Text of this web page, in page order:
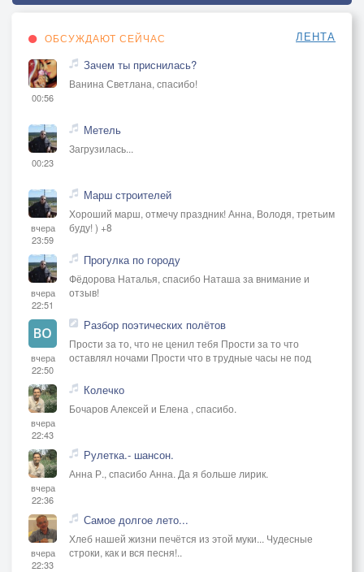
ОБСУЖДАЮТ СЕЙЧАС ЛЕНТА
00:56
Зачем ты приснилась?
Ванина Светлана, спасибо!
00:23
Метель
Загрузилась...
вчера
23:59
Марш строителей
Хороший марш, отмечу праздник! Анна, Володя, третьим
буду! ) +8
вчера
22:51
Прогулка по городу
Фёдорова Наталья, спасибо Наташа за внимание и
отзыв!
вчера
22:50
Разбор поэтических полётов
Прости за то, что не ценил тебя Прости за то что
оставлял ночами Прости что в трудные часы не под
вчера
22:43
Колечко
Бочаров Алексей и Елена , спасибо.
вчера
22:36
Рулетка.- шансон.
Анна Р., спасибо Анна. Да я больше лирик.
вчера
22:33
Самое долгое лето...
Хлеб нашей жизни печётся из этой муки... Чудесные
строки, как и вся песня!..